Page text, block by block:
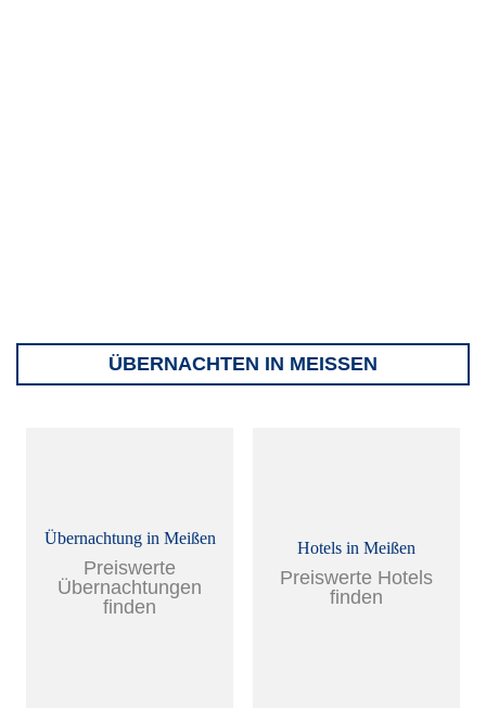
ÜBERNACHTEN IN MEISSEN
Übernachtung in Meißen
Preiswerte
Übernachtungen
finden
Hotels in Meißen
Preiswerte Hotels
finden